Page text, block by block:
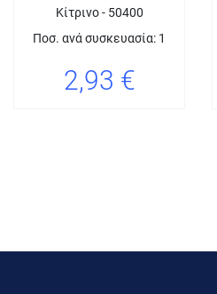
Κίτρινο - 50400
Ποσ. ανά συσκευασία: 1
2,93 €